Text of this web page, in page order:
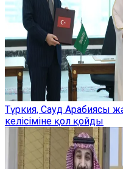
Түркия, Сауд Арабиясы
келісіміне қол қойды